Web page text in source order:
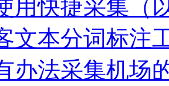
用快捷采集（
文本分词标注
办法采集机场